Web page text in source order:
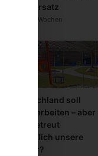
Zahnersatz
vor 3 Wochen
Deutschland soll
mehr arbeiten – aber
wer betreut
eigentlich unsere
Kinder?